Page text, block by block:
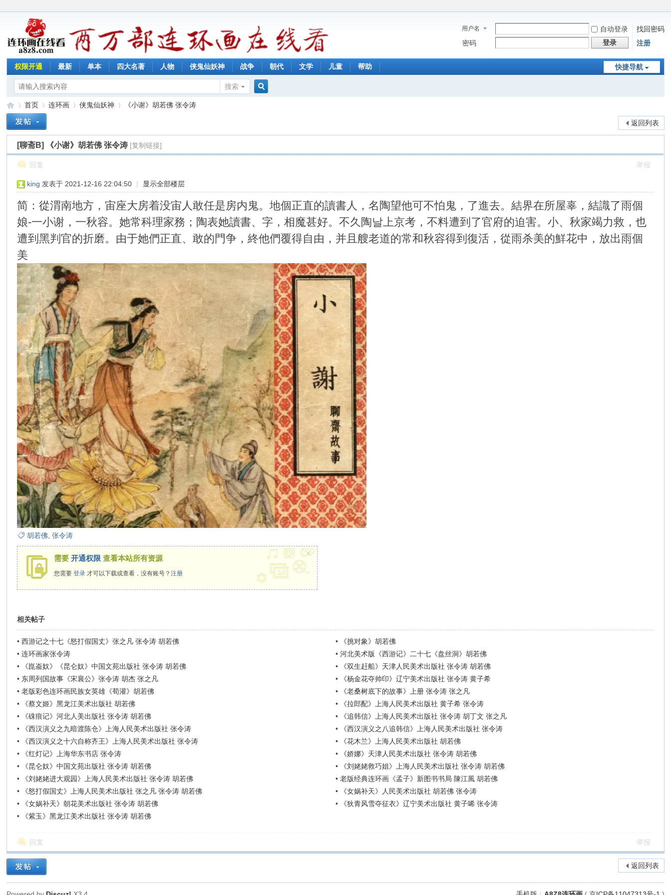
用户名 自动登录
找回密码
密码
登录 注册
快捷导航
权限开通 最新 单本 四大名著 人物 侠鬼仙妖神 战争 朝代 文学 儿童 帮助
搜索
»
首页
›
连环画
›
侠鬼仙妖神
›
《小谢》胡若佛 张令涛
返回列表
[聊斋B] 《小谢》胡若佛 张令涛 [复制链接]
回复 举报
king 发表于 2021-12-16 22:04:50 | 显示全部楼层
简：從渭南地方，宙座大房着没宙人敢任是房内鬼。地個正直的讀書人，名陶望他可不怕鬼，了進去。結界在所屋辜，結識了雨個
娘-一小谢，一秋容。她常科理家務；陶表她讀書、字，相魔甚好。不久陶날上京考，不料遭到了官府的迫害。小、秋家竭力救，也
遭到黑判官的折磨。由于她們正直、敢的門争，終他們覆得自由，并且艘老道的常和秋容得到復活，從雨杀美的鮮花中，放出雨個
美
胡若佛 ,张令涛
需要开通权限 查看本站所有资源
您需要登录 才可以下载或查看，没有账号？注册
x
相关帖子
•西游记之十七《怒打假国丈》张之凡 张令涛 胡若佛 •
《挑对象》胡若佛
•连环画家张令涛 • 河北美术版《西游记》二十七《盘丝洞》胡若佛
•
《崑崙奴》《昆仑奴》中国文苑出版社 张令涛 胡若佛 •
《双生赶船》天津人民美术出版社 张令涛 胡若佛
• 东周列国故事《宋襄公》张令涛 胡杰 张之凡 •
《杨金花夺帅印》辽宁美术出版社 张令涛 黄子希
•老版彩色连环画民族女英雄《荀灌》胡若佛 •
《老桑树底下的故事》上册 张令涛 张之凡
•
《蔡文姬》黑龙江美术出版社 胡若佛 •
《拉郎配》上海人民美术出版社 黄子希 张令涛
•
《硃痕记》河北人美出版社 张令涛 胡若佛 •
《追韩信》上海人民美术出版社 张令涛 胡丁文 张之凡
•
《西汉演义之九暗渡陈仓》上海人民美术出版社 张令涛 •
《西汉演义之八追韩信》上海人民美术出版社 张令涛
•
《西汉演义之十六自称齐王》上海人民美术出版社 张令涛 •
《花木兰》上海人民美术出版社 胡若佛
•
《红灯记》上海华东书店 张令涛 •
《娇娜》天津人民美术出版社 张令涛 胡若佛
•
《昆仑奴》中国文苑出版社 张令涛 胡若佛 •
《刘姥姥救巧姐》上海人民美术出版社 张令涛 胡若佛
•
《刘姥姥进大观园》上海人民美术出版社 张令涛 胡若佛 • 老版经典连环画《孟子》新图书书局 陳江風 胡若佛
•
《怒打假国丈》上海人民美术出版社 张之凡 张令涛 胡若佛 •
《女娲补天》人民美术出版社 胡若佛 张令涛
•
《女娲补天》朝花美术出版社 张令涛 胡若佛 •
《狄青风雪夺征衣》辽宁美术出版社 黄子唏 张令涛
•
《紫玉》黑龙江美术出版社 张令涛 胡若佛
回复 举报
返回列表